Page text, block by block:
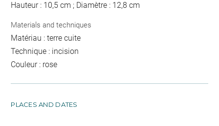
Hauteur : 10,5 cm ; Diamètre : 12,8 cm
Materials and techniques
Matériau : terre cuite
Technique : incision
Couleur : rose
PLACES AND DATES